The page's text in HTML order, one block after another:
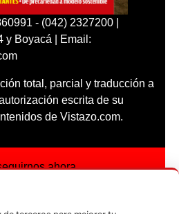
- (042) 2327200 |
y Boyacá | Email:
total, parcial y traducción a
escrita de su
de Vistazo.com.
ahora